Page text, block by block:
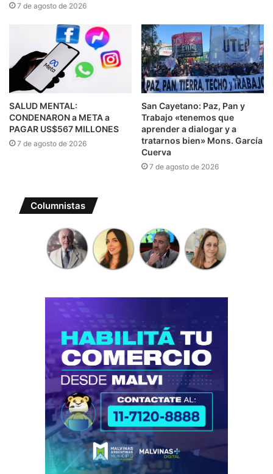
7 de agosto de 2026
SALUD MENTAL:
CONDENARON a META a
PAGAR US$567 MILLONES
7 de agosto de 2026
San Cayetano: Paz, Pan y
Trabajo «tenemos que
aprender a dialogar y a
tratarnos bien» Mons. García
Cuerva
7 de agosto de 2026
Columnistas